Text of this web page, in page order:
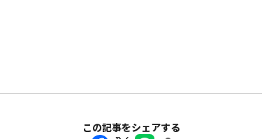
この記事をシェアする